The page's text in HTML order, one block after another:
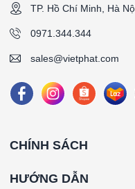
*Lưu lượng: 800CMH
TP. Hồ Chí Minh, Hà
0971.344.344
sales@vietphat.com
CHÍNH SÁCH
HƯỚNG DẪN